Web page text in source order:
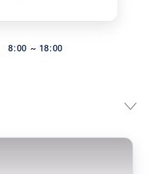
8:00 ~ 18:00